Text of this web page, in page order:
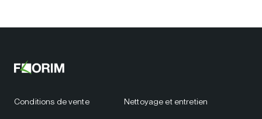
Conditions de vente Nettoyage et entretien